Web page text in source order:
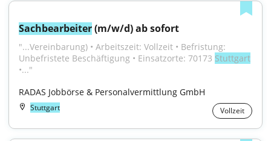
Sachbearbeiter (m/w/d) ab sofort
"...Vereinbarung) • Arbeitszeit: Vollzeit • Befristung:
Unbefristete Beschäftigung • Einsatzorte: 70173 Stuttgart
•..."
RADAS Jobbörse & Personalvermittlung GmbH
Stuttgart Vollzeit